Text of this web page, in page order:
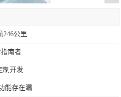
246公里
指南者
制开发
能存在漏